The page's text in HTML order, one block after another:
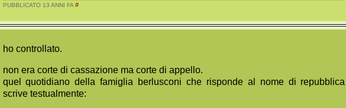
PUBBLICATO 13 ANNI FA #
ho controllato.
non era corte di cassazione ma corte di appello.
quel quotidiano della famiglia berlusconi che risponde al nome di repubblica
scrive testualmente: